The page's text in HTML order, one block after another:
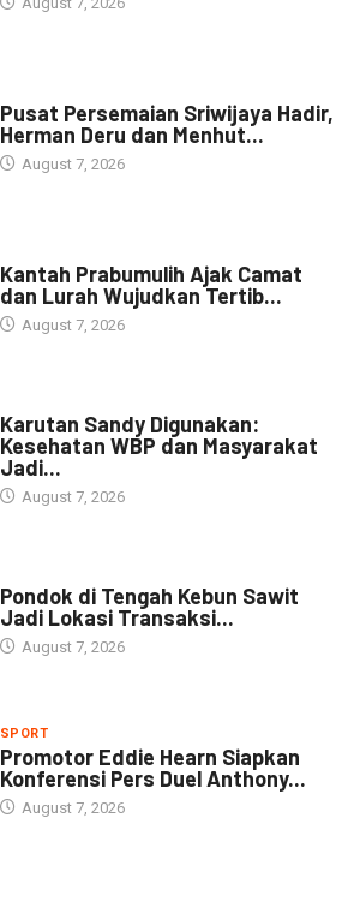
Pusat Persemaian Sriwijaya Hadir,
Herman Deru dan Menhut...
August 7, 2026
Kantah Prabumulih Ajak Camat
dan Lurah Wujudkan Tertib...
August 7, 2026
Karutan Sandy Digunakan:
Kesehatan WBP dan Masyarakat
Jadi...
August 7, 2026
Pondok di Tengah Kebun Sawit
Jadi Lokasi Transaksi...
August 7, 2026
SPORT
Promotor Eddie Hearn Siapkan
Konferensi Pers Duel Anthony...
August 7, 2026